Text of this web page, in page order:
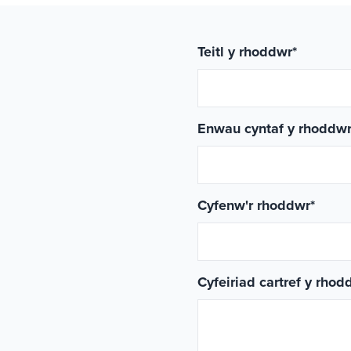
Teitl y rhoddwr*
Enwau cyntaf y rhoddwr
Cyfenw'r rhoddwr*
Cyfeiriad cartref y